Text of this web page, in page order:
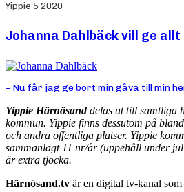
Yippie 5 2020
Johanna Dahlbäck vill ge
– Nu får jag ge bort min gåva till min
Yippie Härnösanddelas ut till samtliga
kommun. Yippie finns dessutom på
och andra offentliga platser. Yippie
sammanlagt 11 nr/år (uppehåll under
är extra tjocka.
Härnösand.tv är en digital tv-kanal